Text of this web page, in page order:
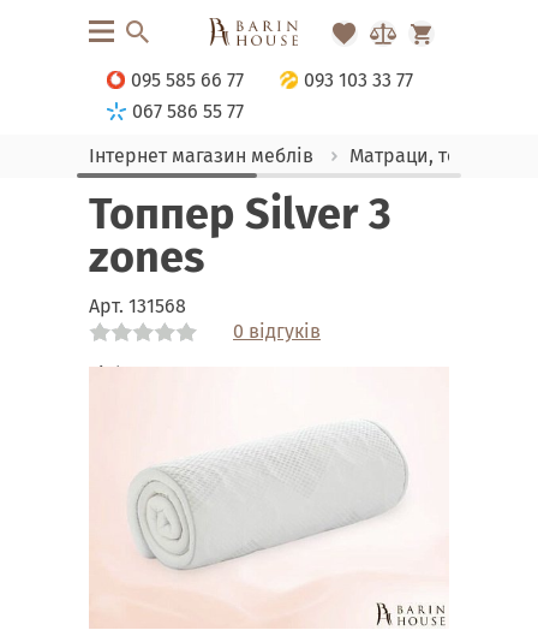
095 585 66 77
093 103 33 77
067 586 55 77
Інтернет магазин меблів
Матраци, текстиль
Топпер Silver 3
zones
Арт. 131568
0 відгуків
Link
Link
Link
Link
Link
Link
Link
Link
Link
Link
Link